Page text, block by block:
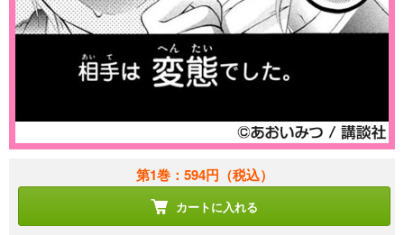
第1巻：594円 （税込）
カートに入れる